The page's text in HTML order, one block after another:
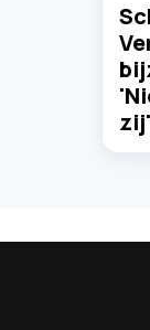
zij'